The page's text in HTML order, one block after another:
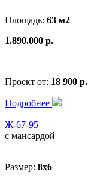
Площадь: 63 м2
1.890.000 р.
Проект от: 18 900 р.
Подробнее
Ж-67-95
с мансардой
Размер: 8x6